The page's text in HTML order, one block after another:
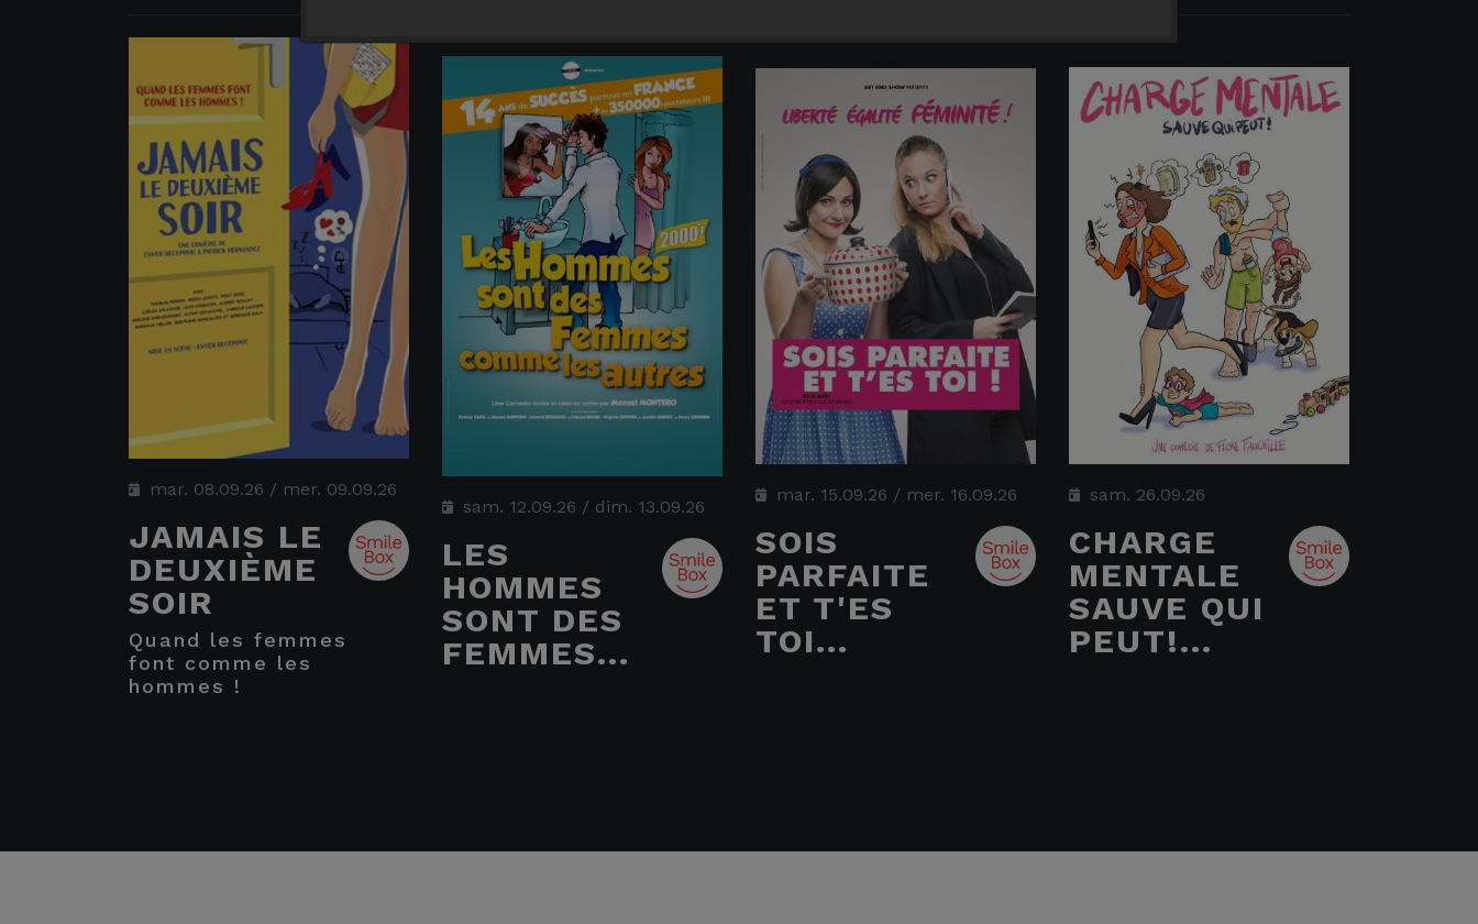
mar. 08.09.26 / mer. 09.09.26
JAMAIS LE
DEUXIÈME
SOIR
quand les femmes
font comme les
hommes !
sam. 12.09.26 / dim. 13.09.26
LES
HOMMES
SONT DES
FEMMES...
mar. 15.09.26 / mer. 16.09.26
SOIS
PARFAITE
ET T'ES
TOI...
sam. 26.09.26
CHARGE
MENTALE
SAUVE QUI
PEUT!...